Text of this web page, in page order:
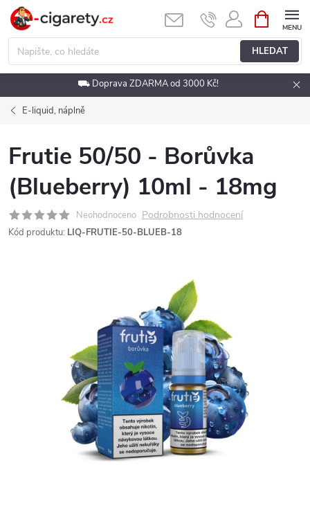
Přejít
obsah
HLEDAT
NÁKUPNÍ
KOŠÍK
⛟ Doprava ZDARMA od 3000 Kč!
E-liquid, náplně
Frutie 50/50 - Borůvka
(Blueberry) 10ml - 18mg
Neohodnoceno Podrobnosti hodnocení
Kód produktu: LIQ-FRUTIE-50-BLUEB-18